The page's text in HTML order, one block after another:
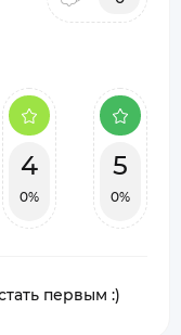
4
0%
5
0%
первым :)